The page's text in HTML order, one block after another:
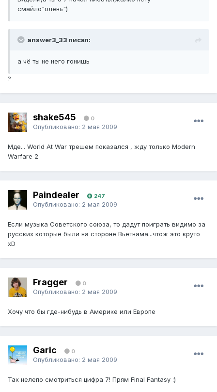
смайло"олень")
answer3_33 писал:
а чё ты не него гонишь
?
shake545 0
Опубликовано: 2 мая 2009
Мде... World At War трешем показался , жду только Modern
Warfare 2
Paindealer 247
Опубликовано: 2 мая 2009
Если музыка Советского союза, то дадут поиграть видимо за
русских которые были на стороне Вьетнама...чтож это круто
xD
Fragger 0
Опубликовано: 2 мая 2009
Хочу что бы где-нибудь в Америке или Европе
Garic 0
Опубликовано: 2 мая 2009
Так нелепо смотриться цифра 7! Прям Final Fantasy :)